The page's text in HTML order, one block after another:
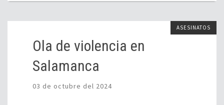
ASESINATOS
Ola de violencia en
Salamanca
03 de octubre del 2024